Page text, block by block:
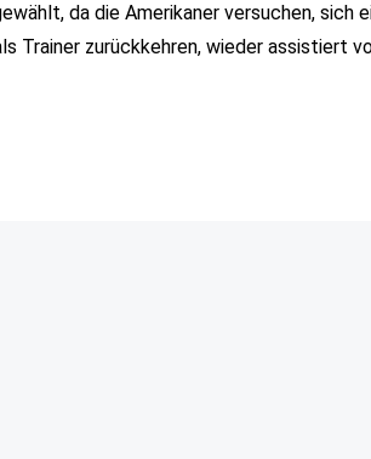
da die Amerikaner versuchen,
Trainer zurückkehren, wieder assistiert